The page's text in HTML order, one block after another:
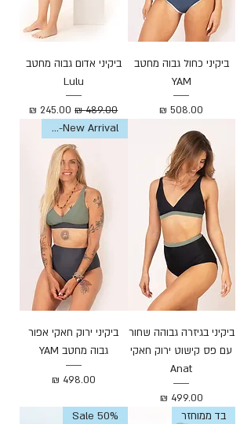
ביקיני כחול גבוה מחטב
YAM
מחיר
ביקיני אדום גבוה מחטב
Lulu
מחיר רגיל‏489.00 ‏₪ מחיר מבצע
ביקיני בגיזרה גבוהה שחור
עם פס קישוט ירוק חאקי
Anat
מחיר
New Arrival-חדש
ביקיני ירוק חאקי אפור
גבוה מחטב YAM
מחיר
בד ממוחזר Sale 50%